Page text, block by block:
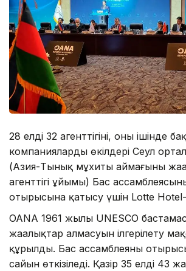
28 елдің 32 агенттігінің, оның ішінде
компаниялардың өкілдері Сеул
(Азия-Тынық мұхиты аймағының
агенттігі ұйымы) Бас
отырысына қатысу үшін Lotte
OANA 1961 жылы UNESCO
жаңалықтар алмасуын ілгерілету
құрылды. Бас ассамблеяның
сайын өткізіледі. Қазір 35 елдің 43